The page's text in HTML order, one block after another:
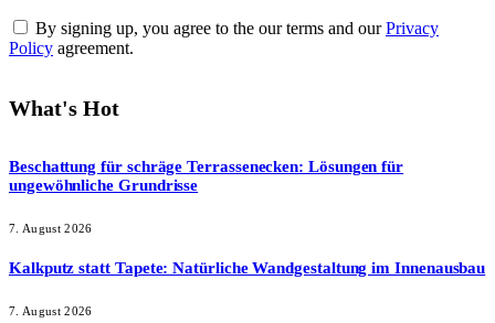
By signing up, you agree to the our terms and ourPrivacy
Policy agreement.
What's Hot
Beschattung für schräge Terrassenecken: Lösungen für
ungewöhnliche Grundrisse
7. August 2026
Kalkputz statt Tapete: Natürliche Wandgestaltung im Innenausbau
7. August 2026